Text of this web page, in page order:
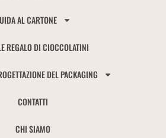
AL CARTONE
REGALO DI CIOCCOLATINI
DEL PACKAGING
CONTATTI
CHI SIAMO